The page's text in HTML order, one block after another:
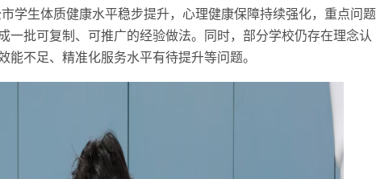
学生体质健康水平稳步提升，心理健康保障持续强化，重点问题
一批可复制、可推广的经验做法。同时，部分学校仍存在理念认
不足、精准化服务水平有待提升等问题。